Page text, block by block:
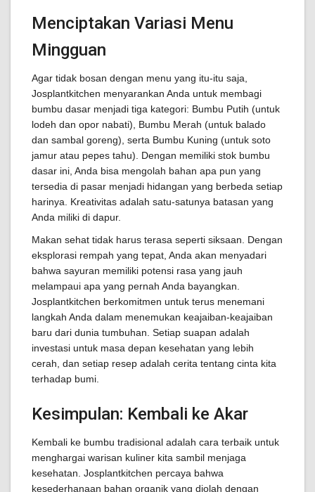
Menciptakan Variasi Menu
Mingguan
Agar tidak bosan dengan menu yang itu-itu saja,
Josplantkitchen menyarankan Anda untuk membagi
bumbu dasar menjadi tiga kategori: Bumbu Putih (untuk
lodeh dan opor nabati), Bumbu Merah (untuk balado
dan sambal goreng), serta Bumbu Kuning (untuk soto
jamur atau pepes tahu). Dengan memiliki stok bumbu
dasar ini, Anda bisa mengolah bahan apa pun yang
tersedia di pasar menjadi hidangan yang berbeda setiap
harinya. Kreativitas adalah satu-satunya batasan yang
Anda miliki di dapur.
Makan sehat tidak harus terasa seperti siksaan. Dengan
eksplorasi rempah yang tepat, Anda akan menyadari
bahwa sayuran memiliki potensi rasa yang jauh
melampaui apa yang pernah Anda bayangkan.
Josplantkitchen berkomitmen untuk terus menemani
langkah Anda dalam menemukan keajaiban-keajaiban
baru dari dunia tumbuhan. Setiap suapan adalah
investasi untuk masa depan kesehatan yang lebih
cerah, dan setiap resep adalah cerita tentang cinta kita
terhadap bumi.
Kesimpulan: Kembali ke Akar
Kembali ke bumbu tradisional adalah cara terbaik untuk
menghargai warisan kuliner kita sambil menjaga
kesehatan. Josplantkitchen percaya bahwa
kesederhanaan bahan organik yang diolah dengan